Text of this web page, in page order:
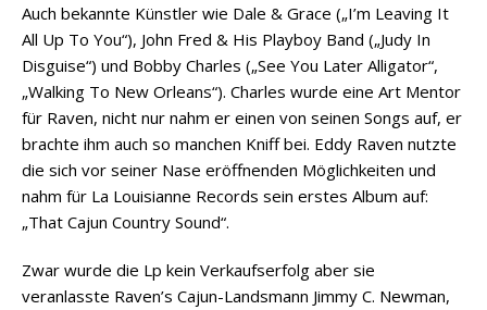
Auch bekannte Künstler wie Dale & Grace („I’m Leaving It
All Up To You“), John Fred & His Playboy Band („Judy In
Disguise“) und Bobby Charles („See You Later Alligator“,
„Walking To New Orleans“). Charles wurde eine Art Mentor
für Raven, nicht nur nahm er einen von seinen Songs auf, er
brachte ihm auch so manchen Kniff bei. Eddy Raven nutzte
die sich vor seiner Nase eröffnenden Möglichkeiten und
nahm für La Louisianne Records sein erstes Album auf:
„That Cajun Country Sound“.
Zwar wurde die Lp kein Verkaufserfolg aber sie
veranlasste Raven’s Cajun-Landsmann Jimmy C. Newman,